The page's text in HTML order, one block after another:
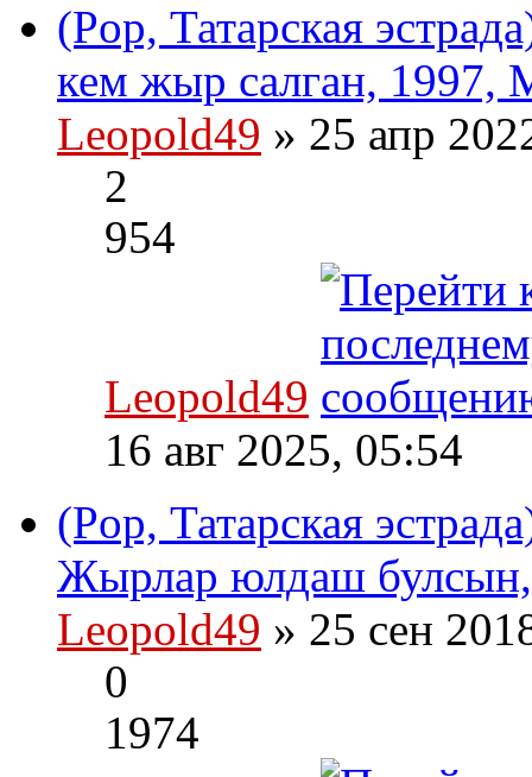
(Pop, Татарская
кем жыр салган, 1997,
Leopold49 » 25 апр
2
954
Leopold49
16 авг 2025, 05:54
(Pop, Татарская
Жырлар юлдаш
Leopold49 » 25 сен
0
1974